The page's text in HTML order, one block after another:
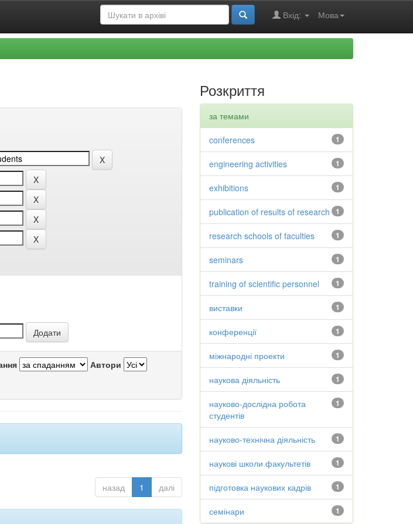
Мова
Вхід:
Автори
назад 1 далі
Розкриття
за темами
1
conferences
1
engineering activities
1
exhibitions
1
publication of results of research
1
research schools of faculties
1
seminars
1
training of scientific personnel
1
виставки
1
конференції
1
міжнародні проекти
1
наукова діяльність
1
науково-дослідна робота
студентів
1
науково-технічна діяльність
1
наукові школи факультетів
1
підготовка наукових кадрів
1
семінари